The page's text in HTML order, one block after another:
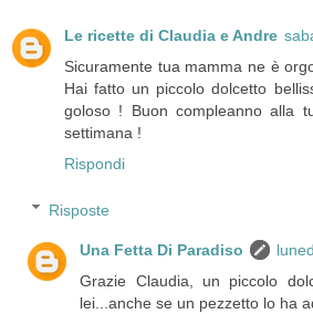
Le ricette di Claudia e Andre
Sicuramente tua mamma ne è
Hai fatto un piccolo dolcetto
goloso ! Buon compleanno alla
settimana !
Rispondi
Risposte
Una Fetta Di Paradiso
Grazie Claudia, un piccolo
lei...anche se un pezzetto lo ha